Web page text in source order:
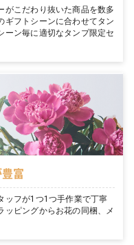
がこだわり抜いた商品を数多
ギフトシーンに合わせてタン
ーン毎に適切なタンプ限定セ
富
ッフが1つ1つ手作業で丁寧
ッピングからお花の同梱、メ